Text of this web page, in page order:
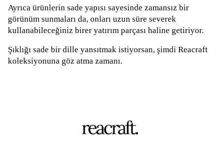
Ayrıca ürünlerin sade yapısı sayesinde zamansız bir
görünüm sunmaları da, onları uzun süre severek
kullanabileceğiniz birer yatırım parçası haline getiriyor.
Şıklığı sade bir dille yansıtmak istiyorsan, şimdi Reacraft
koleksiyonuna göz atma zamanı.